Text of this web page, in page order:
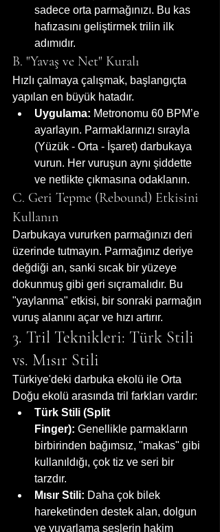
sadece orta parmağınızı. Bu kas
hafızasını geliştirmek trilin ilk
adımıdır.
B. "Yavaş ve Net" Kuralı
Hızlı çalmaya çalışmak, başlangıçta
yapılan en büyük hatadır.
Uygulama: Metronomu 60 BPM’e
ayarlayın. Parmaklarınızı sırayla
(Yüzük - Orta - İşaret) darbukaya
vurun. Her vuruşun aynı şiddette
ve netlikte çıkmasına odaklanın.
C. Geri Tepme (Rebound) Etkisini
Kullanın
Darbukaya vururken parmağınızı deri
üzerinde tutmayın. Parmağınız deriye
değdiği an, sanki sıcak bir yüzeye
dokunmuş gibi geri sıçramalıdır. Bu
"yaylanma" etkisi, bir sonraki parmağın
vuruş alanını açar ve hızı artırır.
3. Tril Teknikleri: Türk Stili
vs. Mısır Stili
Türkiye'deki darbuka ekolü ile Orta
Doğu ekolü arasında tril farkları vardır:
Türk Stili (Split
Finger): Genellikle parmakların
birbirinden bağımsız, "makas" gibi
kullanıldığı, çok tiz ve seri bir
tarzdır.
Mısır Stili: Daha çok bilek
hareketinden destek alan, dolgun
ve yuvarlama seslerin hakim